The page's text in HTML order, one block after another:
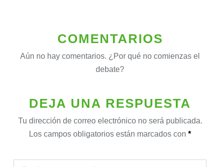
COMENTARIOS
Aún no hay comentarios. ¿Por qué no comienzas el
debate?
DEJA UNA RESPUESTA
Tu dirección de correo electrónico no será publicada.
Los campos obligatorios están marcados con *